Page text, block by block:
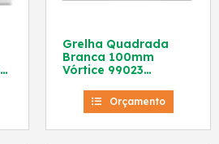
Grelha Quadrada
Branca 100mm
Vórtice 99023
Orçamento